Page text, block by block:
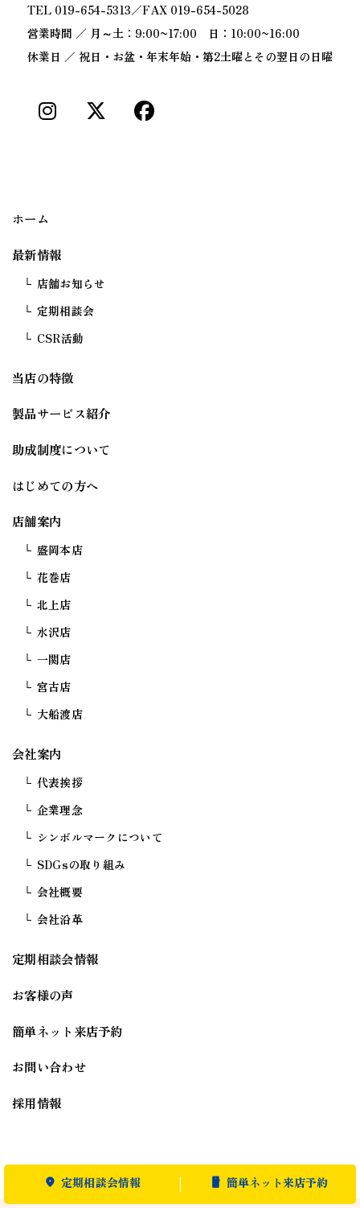
TEL 019-654-5313／FAX 019-654-5028
営業時間 ／ 月～土：9:00~17:00 日：10:00~16:00
休業日 ／ 祝日・お盆・年末年始・第2土曜とその翌日の日曜
ホーム
最新情報
店舗お知らせ
定期相談会
CSR活動
当店の特徴
製品サービス紹介
助成制度について
はじめての方へ
店舗案内
盛岡本店
花巻店
北上店
水沢店
一関店
宮古店
大船渡店
会社案内
代表挨拶
企業理念
シンボルマークについて
SDGsの取り組み
会社概要
会社沿革
定期相談会情報
お客様の声
簡単ネット来店予約
お問い合わせ
採用情報
定期相談会情報 簡単ネット来店予約